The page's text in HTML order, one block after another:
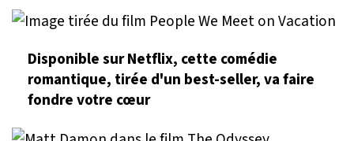
Disponible sur Netflix, cette comédie
romantique, tirée d'un best-seller, va faire
fondre votre cœur